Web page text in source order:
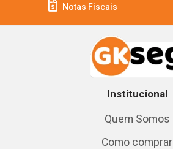
Notas Fiscais
Institucional
Quem Somos
Como comprar